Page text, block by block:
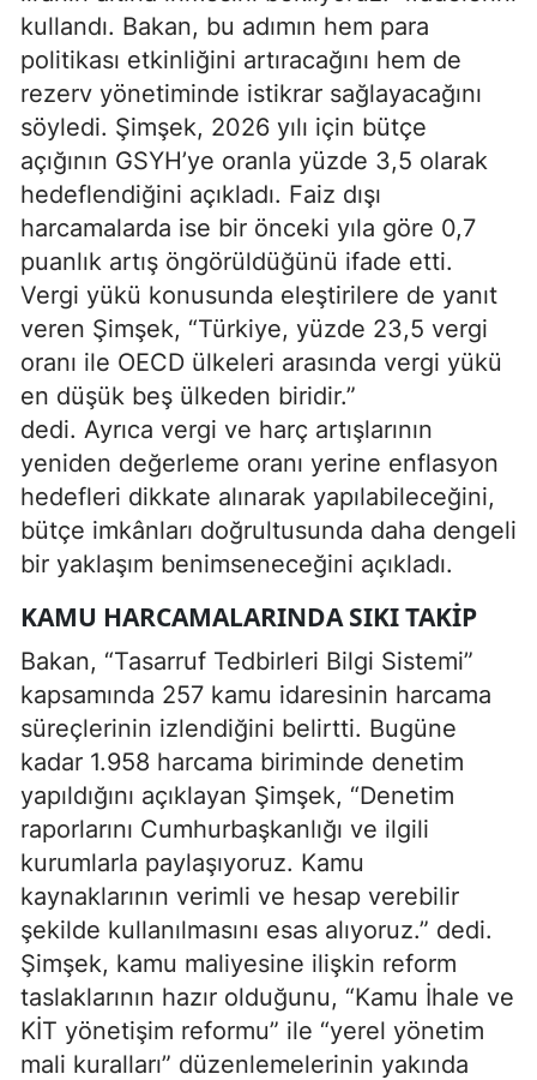
kullandı. Bakan, bu adımın hem para
politikası etkinliğini artıracağını hem de
rezerv yönetiminde istikrar sağlayacağını
söyledi. Şimşek, 2026 yılı için bütçe
açığının GSYH’ye oranla yüzde 3,5 olarak
hedeflendiğini açıkladı. Faiz dışı
harcamalarda ise bir önceki yıla göre 0,7
puanlık artış öngörüldüğünü ifade etti.
Vergi yükü konusunda eleştirilere de yanıt
veren Şimşek, “Türkiye, yüzde 23,5 vergi
oranı ile OECD ülkeleri arasında vergi yükü
en düşük beş ülkeden biridir.”
dedi. Ayrıca vergi ve harç artışlarının
yeniden değerleme oranı yerine enflasyon
hedefleri dikkate alınarak yapılabileceğini,
bütçe imkânları doğrultusunda daha dengeli
bir yaklaşım benimseneceğini açıkladı.
KAMU HARCAMALARINDA SIKI TAKIP
Bakan, “Tasarruf Tedbirleri Bilgi Sistemi”
kapsamında 257 kamu idaresinin harcama
süreçlerinin izlendiğini belirtti. Bugüne
kadar 1.958 harcama biriminde denetim
yapıldığını açıklayan Şimşek, “Denetim
raporlarını Cumhurbaşkanlığı ve ilgili
kurumlarla paylaşıyoruz. Kamu
kaynaklarının verimli ve hesap verebilir
şekilde kullanılmasını esas alıyoruz.” dedi.
Şimşek, kamu maliyesine ilişkin reform
taslaklarının hazır olduğunu, “Kamu İhale ve
KİT yönetişim reformu” ile “yerel yönetim
mali kuralları” düzenlemelerinin yakında